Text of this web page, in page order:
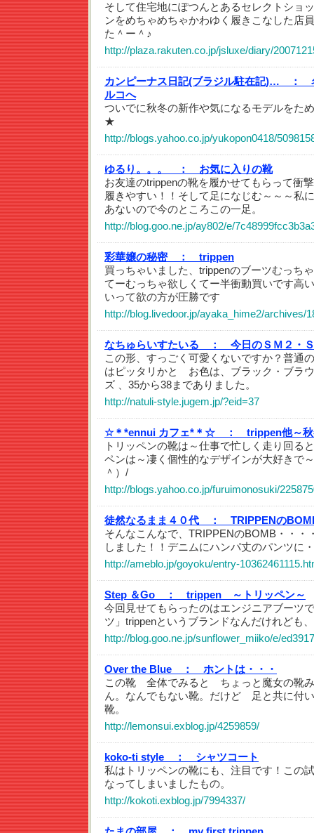
そして住宅地にぽつんとあるセレクトショ
ンをめちゃめちゃかわゆく履きこなした店
た＾ー＾♪
http://plaza.rakuten.co.jp/jsluxe/diary/
カンピーナス日記(ブラジル駐在記)… ：
ルコへ
ついでに秋冬の新作や気になるモデルをた
★
http://blogs.yahoo.co.jp/yukopon0418/
ゆるり。。。 ：
お気に入りの靴
お友達のtrippenの靴を履かせてもらって衝
履きやすい！！そして足になじむ～～～私
あないので今のところこの一足。
http://blog.goo.ne.jp/ay802/e/
彩華嬢の秘密 ：
trippen
買っちゃいました、trippenのブーツむっち
てーむっちゃ欲しくてー半衝動買いです高
いって欲の方が圧勝です
http://blog.livedoor.jp/ayaka_hime2/archives/
なちゅらいすたいる ：
今日のＳＭ２・
この形、すっごく可愛くないですか？普通
はピッタリかと お色は、ブラック・ブラ
ズ 、35から38までありました。
http://natuli-style.jugem.jp/?eid=37
☆＊*ennui カフェ*＊☆ ：
trippen他～
トリッペンの靴は～仕事で忙しく走り回る
ペンは～凄く個性的なデザインが大好きで
＾）/
http://blogs.yahoo.co.jp/furuimonosuki/
徒然なるまま４０代 ：
TRIPPENの
そんなこんなで、TRIPPENのBOMB・・・
しました！！デニムにハンパ丈のパンツに
http://ameblo.jp/goyoku/entry-
Step ＆Go ：
trippen ～トリッペン～
今回見せてもらったのはエンジニアブーツ
ツ」trippenというブランドなんだけれども
http://blog.goo.ne.jp/sunflower_miiko/e/
Over the Blue ：
ホントは・・・
この靴 全体でみると ちょっと魔女の靴
ん。なんでもない靴。だけど 足と共に付
靴。
http://lemonsui.exblog.jp/4259859/
koko-ti style ：
シャツコート
私はトリッペンの靴にも、注目です！この
なってしまいましたもの。
http://kokoti.exblog.jp/7994337/